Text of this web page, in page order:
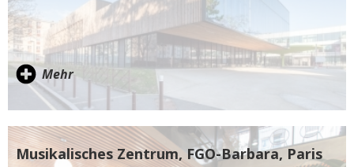
Mehr
Musikalisches Zentrum, FGO-Barbara, Paris